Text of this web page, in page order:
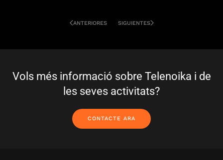
ANTERIORES SIGUIENTES
Vols més informació sobre Telenoika i de
les seves activitats?
CONTACTE ARA